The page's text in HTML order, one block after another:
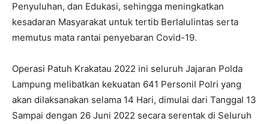
Penyuluhan, dan Edukasi, sehingga meningkatkan
kesadaran Masyarakat untuk tertib Berlalulintas serta
memutus mata rantai penyebaran Covid-19.
Operasi Patuh Krakatau 2022 ini seluruh Jajaran Polda
Lampung melibatkan kekuatan 641 Personil Polri yang
akan dilaksanakan selama 14 Hari, dimulai dari Tanggal 13
Sampai dengan 26 Juni 2022 secara serentak di Seluruh